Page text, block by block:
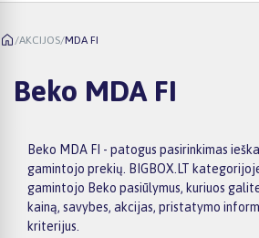
/AKCIJOS/MDA FI
Beko MDA FI
Beko MDA FI - patogus pasirinkimas
gamintojo prekių. BIGBOX.LT
gamintojo Beko pasiūlymus, kuriuos
kainą, savybes, akcijas, pristatymo
kriterijus.